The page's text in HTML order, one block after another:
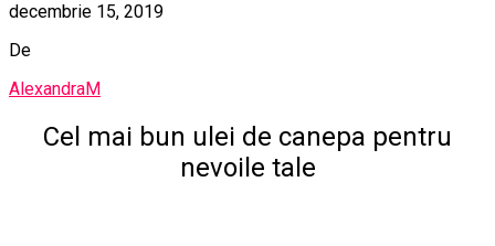
decembrie 15, 2019
De
AlexandraM
Cel mai bun ulei de canepa pentru
nevoile tale